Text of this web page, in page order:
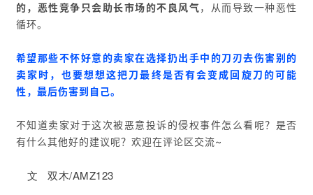
运
实
战
分
享
的，恶性竞争只会助长市场的不良风气 ，从而导致一种恶性
循环。
希望那些不怀好意的卖家在选择扔出手中的刀刃去伤害别的
卖家时，也要想想这把刀最终是否有会变成回旋刀的可能
性，最后伤害到自己。
不知道卖家对于这次被恶意投诉的侵权事件怎么看呢？是否
有什么其他好的建议呢？欢迎在评论区交流~
文 双木/AMZ123